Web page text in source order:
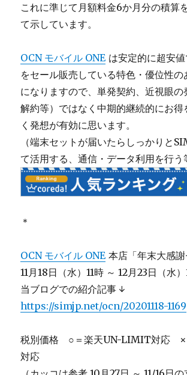
これに準じて月額料金6か月分の積算
て示しています。
OCN モバイル ONE は安定的に超安
をセール販売している特色・優位性の
になりますので、単発契約、近視眼の
解約等）ではなく中期的継続的にお得
く発想が有効に思います。
（端末セットが届いたらしっかりと
て活用する、通信・データ利用を行う
＊
OCN モバイル ONE 本店「年末大感謝
11月18日（水）11時 ～ 12月23日（水）
当ブログでの紹介記事 ↓
https://simjp.net/ocn/20201118-1169
税別価格 ○＝楽天UN-LIMIT対応 ×
対応